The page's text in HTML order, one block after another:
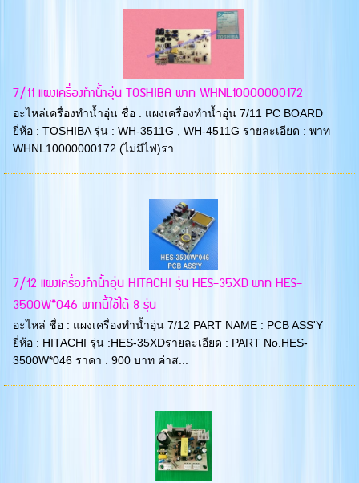
7/11 แผงเครื่องทำน้ำอุ่น TOSHIBA พาท WHNL10000000172
อะไหล่เครื่องทำน้ำอุ่น ชื่อ : แผงเครื่องทำน้ำอุ่น 7/11 PC BOARD
ยี่ห้อ : TOSHIBA รุ่น : WH-3511G , WH-4511G รายละเอียด : พาท
WHNL10000000172 (ไม่มีไฟ)รา...
7/12 แผงเครื่องทำน้ำอุ่น HITACHI รุ่น HES-35XD​ พาท HES-
3500W*046 พาทนี้ใช้ได้ 8 รุ่น
อะไหล่ ชื่อ : แผงเครื่องทำน้ำอุ่น 7/12 PART NAME : PCB ASS'Y
ยี่ห้อ : HITACHI รุ่น :HES-35XD​ รายละเอียด : PART No.HES-
3500W*046 ราคา : 900 บาท ค่าส...